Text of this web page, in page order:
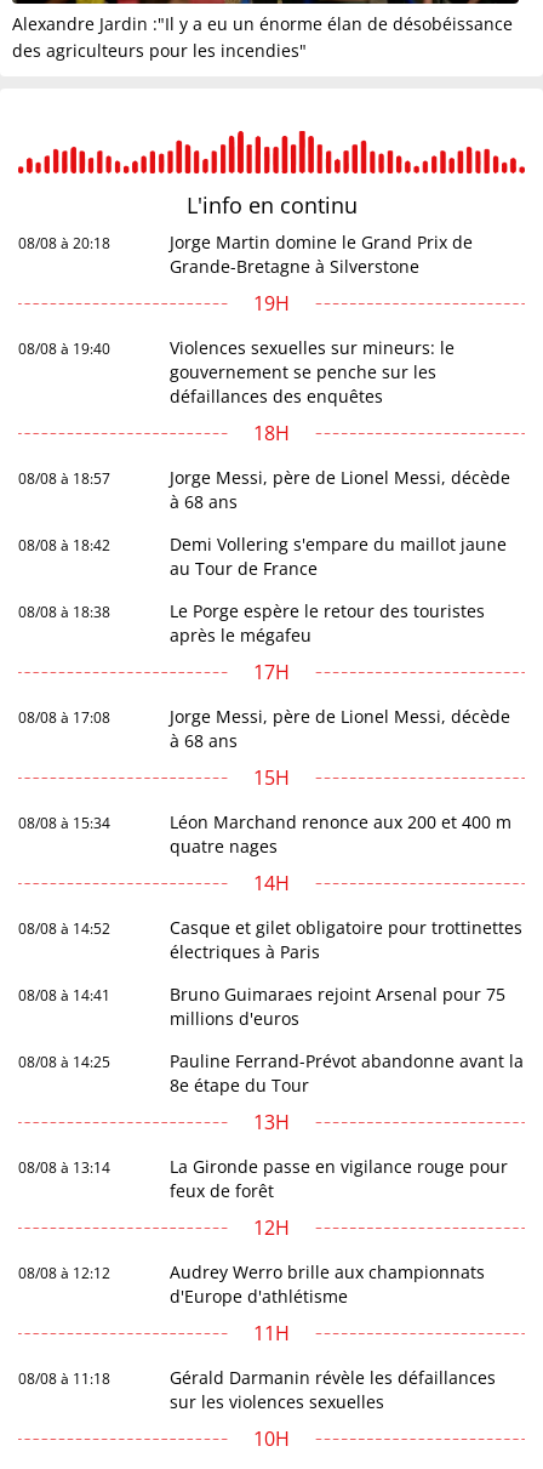
Alexandre Jardin :"Il y a eu un énorme élan de désobéissance
des agriculteurs pour les incendies"
L'info en continu
08/08 à 20:18
Jorge Martin domine le Grand Prix de
Grande-Bretagne à Silverstone
19H
08/08 à 19:40
Violences sexuelles sur mineurs: le
gouvernement se penche sur les
défaillances des enquêtes
18H
08/08 à 18:57
Jorge Messi, père de Lionel Messi, décède
à 68 ans
08/08 à 18:42
Demi Vollering s'empare du maillot jaune
au Tour de France
08/08 à 18:38
Le Porge espère le retour des touristes
après le mégafeu
17H
08/08 à 17:08
Jorge Messi, père de Lionel Messi, décède
à 68 ans
15H
08/08 à 15:34
Léon Marchand renonce aux 200 et 400 m
quatre nages
14H
08/08 à 14:52
Casque et gilet obligatoire pour trottinettes
électriques à Paris
08/08 à 14:41
Bruno Guimaraes rejoint Arsenal pour 75
millions d'euros
08/08 à 14:25
Pauline Ferrand-Prévot abandonne avant la
8e étape du Tour
13H
08/08 à 13:14
La Gironde passe en vigilance rouge pour
feux de forêt
12H
08/08 à 12:12
Audrey Werro brille aux championnats
d'Europe d'athlétisme
11H
08/08 à 11:18
Gérald Darmanin révèle les défaillances
sur les violences sexuelles
10H